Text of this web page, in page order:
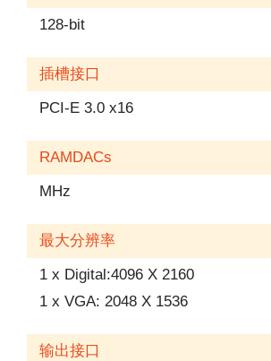
128-bit
插槽接口
PCI-E 3.0 x16
RAMDACs
MHz
最大分辨率
1 x Digital:4096 X 2160
1 x VGA: 2048 X 1536
输出接口